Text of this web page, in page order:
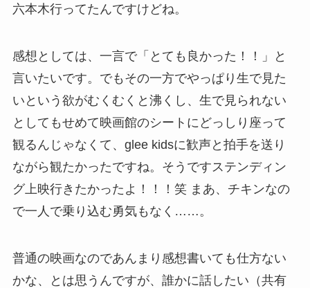
六本木行ってたんですけどね。
感想としては、一言で「とても良かった！！」と
言いたいです。でもその一方でやっぱり生で見た
いという欲がむくむくと沸くし、生で見られない
としてもせめて映画館のシートにどっしり座って
観るんじゃなくて、glee kidsに歓声と拍手を送り
ながら観たかったですね。そうですステンディン
グ上映行きたかったよ！！！笑 まあ、チキンなの
で一人で乗り込む勇気もなく……。
普通の映画なのであんまり感想書いても仕方ない
かな、とは思うんですが、誰かに話したい（共有